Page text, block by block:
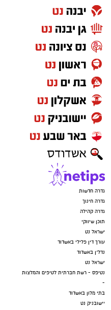
גדרה חדשות
גדרה חינוך
גדרה קהילה
תוכן שיווקי
ישראל נט
עורך דין פלילי באשדוד
נדל"ן באשדוד
ישראל נט
נטיפס - רשת חברתית לטיפים והמלצות
-
בתי מלון באשדוד
יישובניק נט